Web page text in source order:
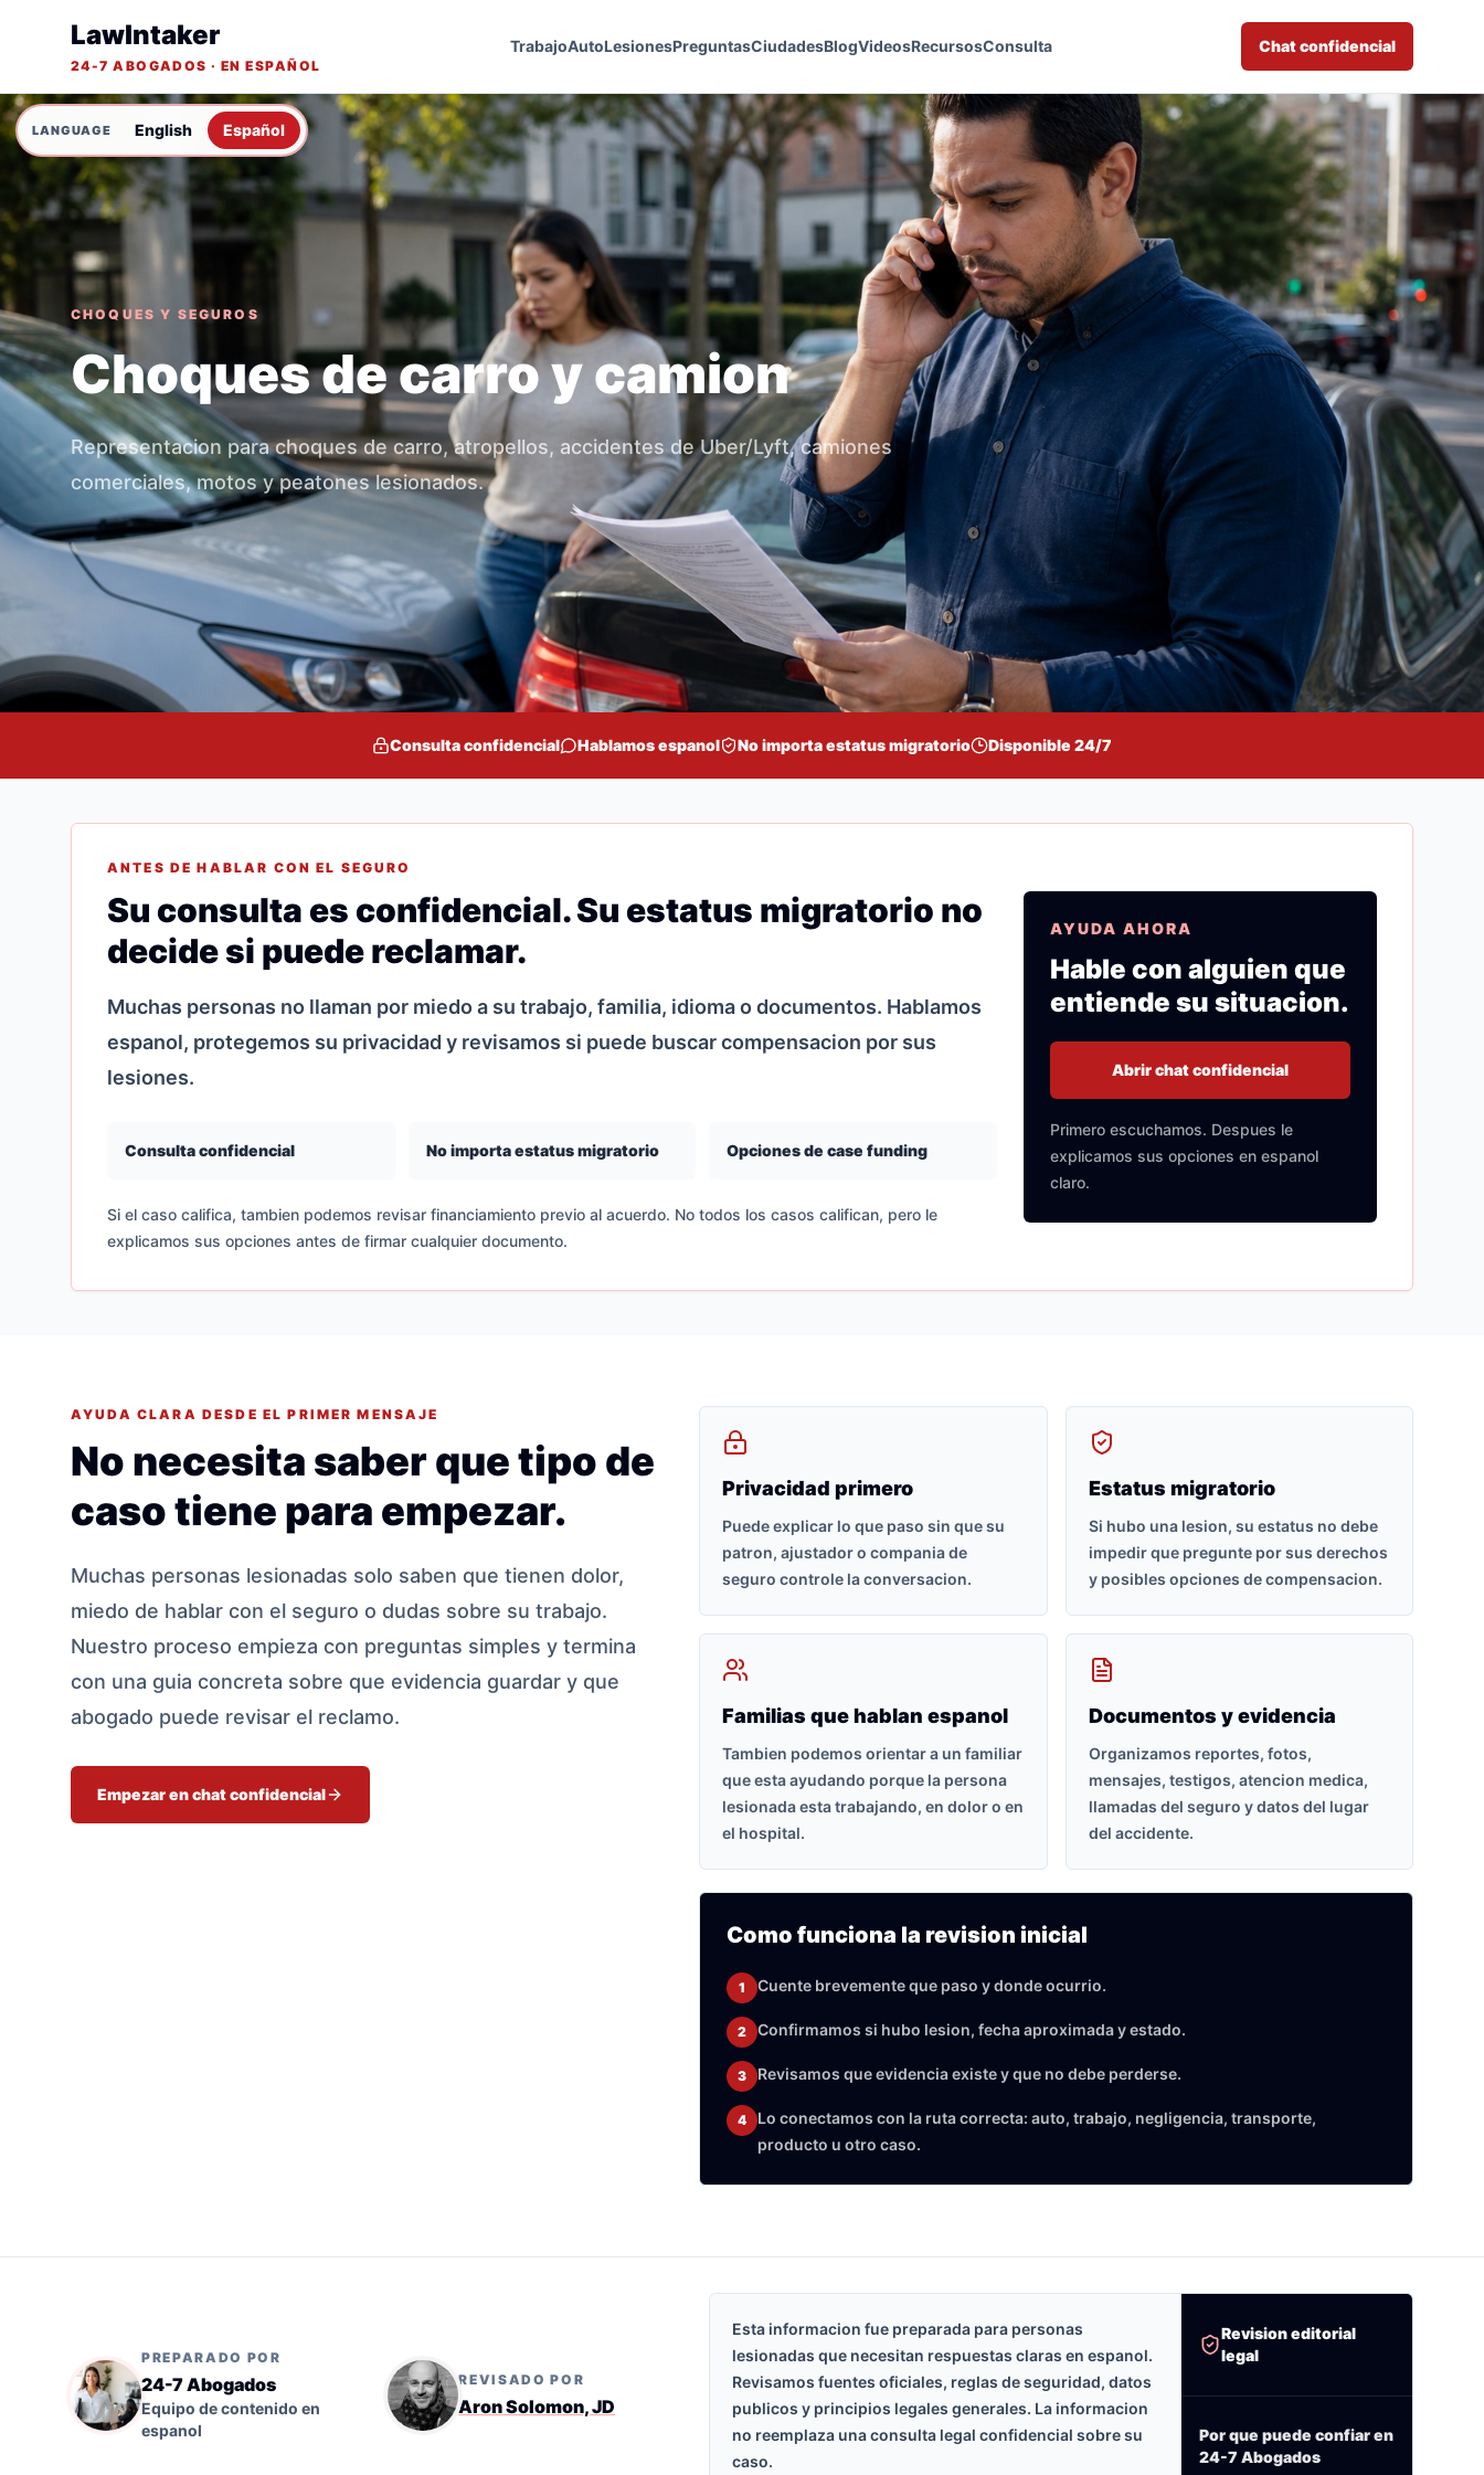
English Español
LawIntaker
24-7 ABOGADOS · EN ESPAÑOL
TrabajoAutoLesionesPreguntasCiudadesBlogVideosRecursosConsulta Chat confidencial
CHOQUES Y SEGUROS
Choques de carro y camion
Representacion para choques de carro, atropellos, accidentes de Uber/Lyft, camiones
comerciales, motos y peatones lesionados.
Consulta confidencial Hablamos espanol No importa estatus migratorio Disponible 24/7
ANTES DE HABLAR CON EL SEGURO
Su consulta es confidencial. Su estatus migratorio no
decide si puede reclamar.
Muchas personas no llaman por miedo a su trabajo, familia, idioma o documentos. Hablamos
espanol, protegemos su privacidad y revisamos si puede buscar compensacion por sus
lesiones.
Consulta confidencial No importa estatus migratorio Opciones de case funding
Si el caso califica, tambien podemos revisar financiamiento previo al acuerdo. No todos los casos califican, pero le
explicamos sus opciones antes de firmar cualquier documento.
AYUDA AHORA
Hable con alguien que
entiende su situacion.
Abrir chat confidencial
Primero escuchamos. Despues le
explicamos sus opciones en espanol
claro.
AYUDA CLARA DESDE EL PRIMER MENSAJE
No necesita saber que tipo de
caso tiene para empezar.
Muchas personas lesionadas solo saben que tienen dolor,
miedo de hablar con el seguro o dudas sobre su trabajo.
Nuestro proceso empieza con preguntas simples y termina
con una guia concreta sobre que evidencia guardar y que
abogado puede revisar el reclamo.
Empezar en chat confidencial
Privacidad primero
Puede explicar lo que paso sin que su
patron, ajustador o compania de
seguro controle la conversacion.
Estatus migratorio
Si hubo una lesion, su estatus no debe
impedir que pregunte por sus derechos
y posibles opciones de compensacion.
Familias que hablan espanol
Tambien podemos orientar a un familiar
que esta ayudando porque la persona
lesionada esta trabajando, en dolor o en
el hospital.
Documentos y evidencia
Organizamos reportes, fotos,
mensajes, testigos, atencion medica,
llamadas del seguro y datos del lugar
del accidente.
Como funciona la revision inicial
1 Cuente brevemente que paso y donde ocurrio.
2 Confirmamos si hubo lesion, fecha aproximada y estado.
3 Revisamos que evidencia existe y que no debe perderse.
4
Lo conectamos con la ruta correcta: auto, trabajo, negligencia, transporte,
producto u otro caso.
PREPARADO POR
24-7 Abogados
Equipo de contenido en
espanol
REVISADO POR
Aron Solomon, JD
Esta informacion fue preparada para personas
lesionadas que necesitan respuestas claras en espanol.
Revisamos fuentes oficiales, reglas de seguridad, datos
publicos y principios legales generales. La informacion
no reemplaza una consulta legal confidencial sobre su
caso.
Revision editorial
legal
Por que puede confiar en
24-7 Abogados